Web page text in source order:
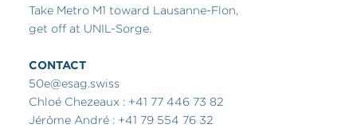
Take Metro M1 toward Lausanne-Flon,
get off at UNIL-Sorge.
CONTACT
50e@esag.swiss
Chloé Chezeaux : +41 77 446 73 82
Jérôme André : +41 79 554 76 32